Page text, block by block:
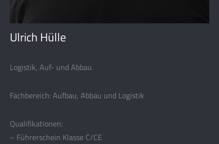
Ulrich Hülle
Logistik, Auf- und Abbau
Fachbereich: Aufbau, Abbau und Logistik
Qualifikationen:
– Führerschein Klasse C/CE